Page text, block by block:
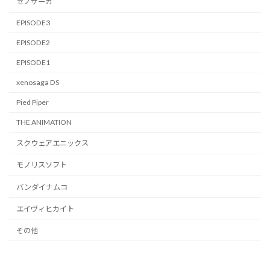
EPISODE3
EPISODE2
EPISODE1
xenosaga DS
Pied Piper
THE ANIMATION
スクウェアエニックス
モノリスソフト
バンダイナムコ
エイヴィヒカイト
その他